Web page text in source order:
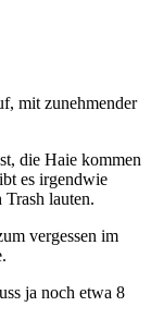
mit zunehmender
die Haie kommen
es irgendwie
lauten.
vergessen im
ja noch etwa 8